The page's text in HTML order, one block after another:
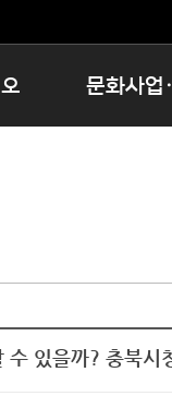
한 하루
부탁해!
문화사업
충청북도 음식문
청원생명쌀 대청
수 있을까? 충북시